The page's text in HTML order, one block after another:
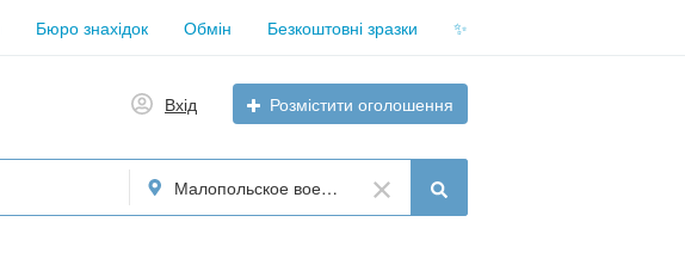
Бюро знахідок Обмін Безкоштовні зразки ✨
Вхід Розмістити оголошення
Малопольское воеводство